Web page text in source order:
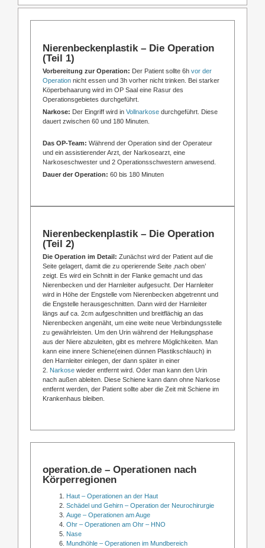
Nierenbeckenplastik – Die Operation
(Teil 1)
Vorbereitung zur Operation: Der Patient sollte 6h vor der
Operationnicht essen und 3h vorher nicht trinken. Bei starker
Köperbehaarung wird im OP Saal eine Rasur des
Operationsgebietes durchgeführt.
Narkose: Der Eingriff wird in Vollnarkosedurchgeführt. Diese
dauert zwischen 60 und 180 Minuten.
Das OP-Team: Während der Operation sind der Operateur
und ein assistierender Arzt, der Narkosearzt, eine
Narkoseschwester und 2 Operationsschwestern anwesend.
Dauer der Operation: 60 bis 180 Minuten
Nierenbeckenplastik – Die Operation
(Teil 2)
Die Operation im Detail: Zunächst wird der Patient auf die
Seite gelagert, damit die zu operierende Seite ‚nach oben’
zeigt. Es wird ein Schnitt in der Flanke gemacht und das
Nierenbecken und der Harnleiter aufgesucht. Der Harnleiter
wird in Höhe der Engstelle vom Nierenbecken abgetrennt und
die Engstelle herausgeschnitten. Dann wird der Harnleiter
längs auf ca. 2cm aufgeschnitten und breitflächig an das
Nierenbecken angenäht, um eine weite neue Verbindungsstelle
zu gewährleisten. Um den Urin während der Heilungsphase
aus der Niere abzuleiten, gibt es mehrere Möglichkeiten. Man
kann eine innere Schiene(einen dünnen Plastikschlauch) in
den Harnleiter einlegen, der dann später in einer
2. Narkosewieder entfernt wird. Oder man kann den Urin
nach außen ableiten. Diese Schiene kann dann ohne Narkose
entfernt werden, der Patient sollte aber die Zeit mit Schiene im
Krankenhaus bleiben.
operation.de – Operationen nach
Körperregionen
Haut – Operationen an der Haut
Schädel und Gehirn – Operation der Neurochirurgie
Auge – Operationen am Auge
Ohr – Operationen am Ohr – HNO
Nase
Mundhöhle – Operationen im Mundbereich